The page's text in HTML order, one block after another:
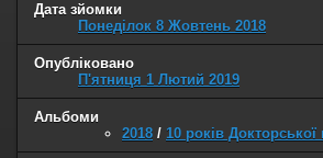
Дата зйомки
Понеділок 8 Жовтень 2018
Опубліковано
П'ятниця 1 Лютий 2019
Альбоми
2018 / 10 років